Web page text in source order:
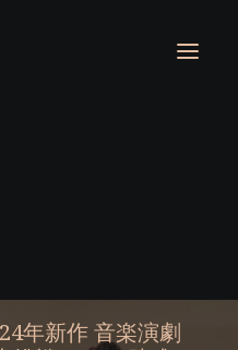
年新作 音楽演劇